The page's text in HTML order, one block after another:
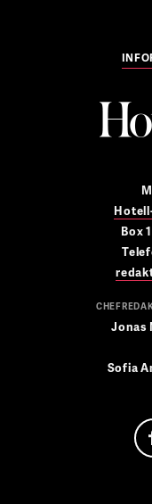
Box
Jonas
Sofia